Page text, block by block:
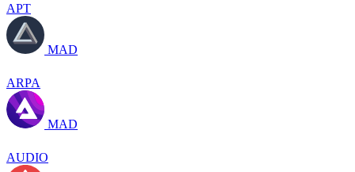
APT
MAD
ARPA
MAD
AUDIO